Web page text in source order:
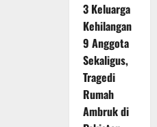
3 Keluarga
Kehilangan
9 Anggota
Sekaligus,
Tragedi
Rumah
Ambruk di